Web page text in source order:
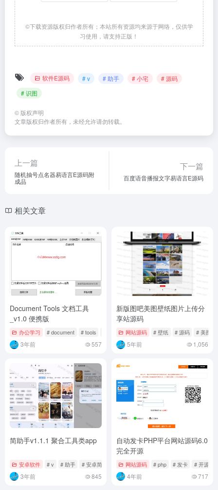
©下载资源版权归作者所有；本站所有资源均来源于网络，仅供学
习使用，请支持正版！
软件E源码 # v # 助手 # 小宅
# 源码
# 识图
© 版权声明
文章版权归作者所有，未经允许请勿转载。
上一篇
随机抽号点名器易语言E源码附
成品
下一篇
百度语音播报文字易语言E源码
相关文章
Document Tools 文档工具
_v1.0 便携版
办公学习 # document # tools
3年前 557
新版图吧美图壁纸图片上传分
享站源码
网站源码 # 壁纸 # 源码 # 美图
5年前 1,056
简助手v1.1.1 聚合工具类app
安卓软件 # v # 助手 # 安卓简
3年前 845
自动发卡PHP平台网站源码6.0
完全开源
网站源码 # php # 发卡 # 开源
4年前 717